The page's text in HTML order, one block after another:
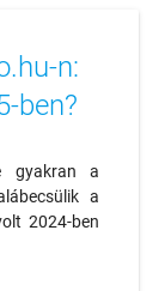
n:
ben?
gyakran a
a
2024-ben